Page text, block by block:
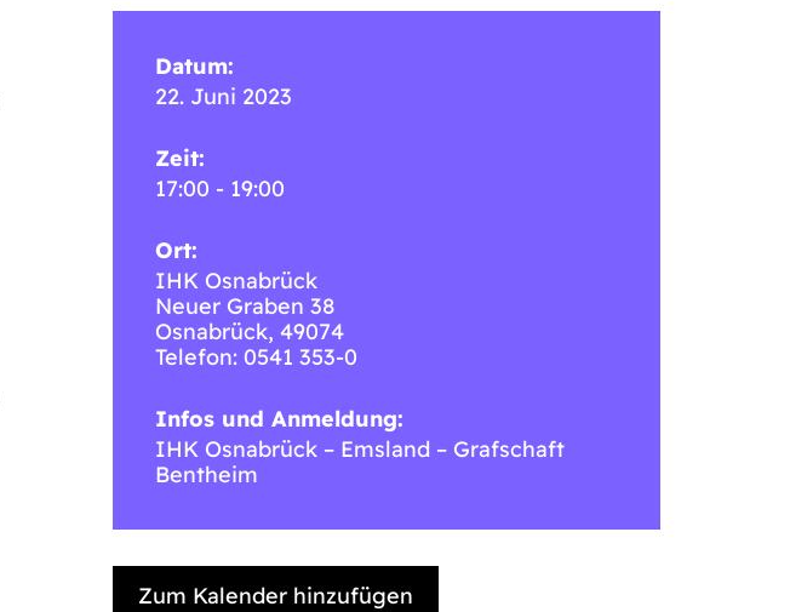
Datum:
22. Juni 2023
Zeit:
17:00 - 19:00
Ort:
IHK Osnabrück
Neuer Graben 38
Osnabrück, 49074
Telefon: 0541 353-0
Infos und Anmeldung:
IHK Osnabrück – Emsland – Grafschaft
Bentheim
Zum Kalender hinzufügen